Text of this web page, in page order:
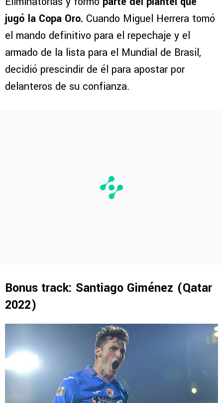
jugó la Copa Oro. Cuando Miguel Herrera tomó
el mando definitivo para el repechaje y el
armado de la lista para el Mundial de Brasil,
decidió prescindir de él para apostar por
delanteros de su confianza.
Bonus track: Santiago Giménez (Qatar
2022)